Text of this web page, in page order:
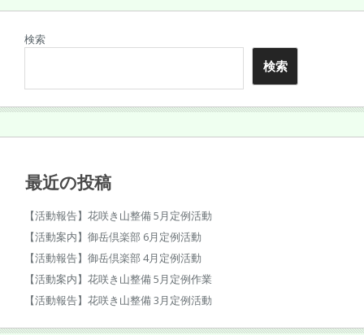
検索
検索
最近の投稿
【活動報告】花咲き山整備 5月定例活動
【活動案内】御岳倶楽部 6月定例活動
【活動報告】御岳倶楽部 4月定例活動
【活動案内】花咲き山整備 5月定例作業
【活動報告】花咲き山整備 3月定例活動